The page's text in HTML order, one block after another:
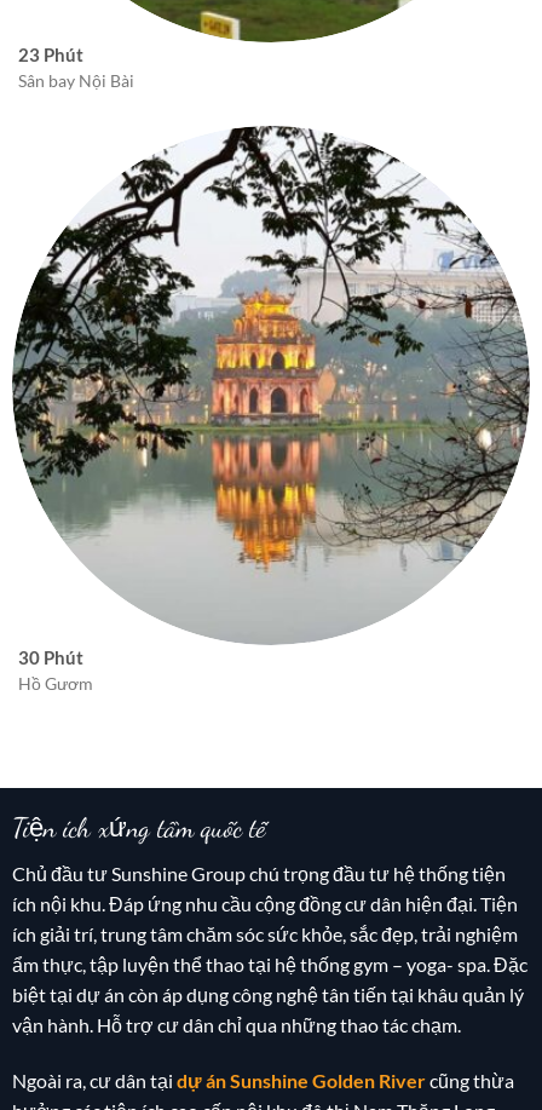
23 Phút
Sân bay Nội Bài
30 Phút
Hồ Gươm
Tiện ích xứng tầm quốc tế
Chủ đầu tư Sunshine Group chú trọng đầu tư hệ thống tiện
ích nội khu. Đáp ứng nhu cầu cộng đồng cư dân hiện đại. Tiện
ích giải trí, trung tâm chăm sóc sức khỏe, sắc đẹp, trải nghiệm
ẩm thực, tập luyện thể thao tại hệ thống gym – yoga- spa. Đặc
biệt tại dự án còn áp dụng công nghệ tân tiến tại khâu quản lý
vận hành. Hỗ trợ cư dân chỉ qua những thao tác chạm.
Ngoài ra, cư dân tại dự án Sunshine Golden Rivercũng thừa